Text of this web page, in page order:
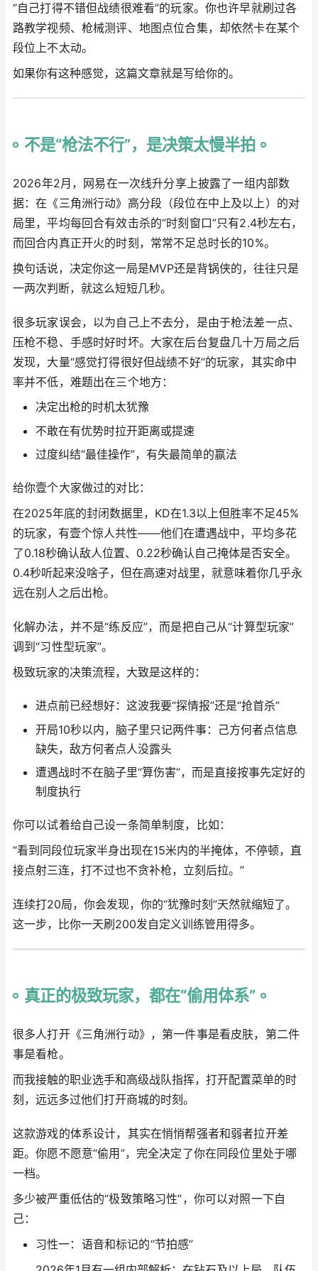
“自己打得不错但战绩很难看”的玩家。你也许早就刷过各
路教学视频、枪械测评、地图点位合集，却依然卡在某个
段位上不太动。
如果你有这种感觉，这篇文章就是写给你的。
不是“枪法不行”，是决策太慢半拍
2026年2月，网易在一次线升分享上披露了一组内部数
据：在《三角洲行动》高分段（段位在中上及以上）的对
局里，平均每回合有效击杀的“时刻窗口”只有2.4秒左右，
而回合内真正开火的时刻，常常不足总时长的10%。
换句话说，决定你这一局是MVP还是背锅侠的，往往只是
一两次判断，就这么短短几秒。
很多玩家误会，以为自己上不去分，是由于枪法差一点、
压枪不稳、手感时好时坏。大家在后台复盘几十万局之后
发现，大量“感觉打得很好但战绩不好”的玩家，其实命中
率并不低，难题出在三个地方：
决定出枪的时机太犹豫
不敢在有优势时拉开距离或提速
过度纠结“最佳操作”，有失最简单的赢法
给你壹个大家做过的对比：
在2025年底的封闭数据里，KD在1.3以上但胜率不足45%
的玩家，有壹个惊人共性——他们在遭遇战中，平均多花
了0.18秒确认敌人位置、0.22秒确认自己掩体是否安全。
0.4秒听起来没啥子，但在高速对战里，就意味着你几乎永
远在别人之后出枪。
化解办法，并不是“练反应”，而是把自己从“计算型玩家”
调到“习性型玩家”。
极致玩家的决策流程，大致是这样的：
进点前已经想好：这波我要“探情报”还是“抢首杀”
开局10秒以内，脑子里只记两件事：己方何者点信息
缺失，敌方何者点人没露头
遭遇战时不在脑子里“算伤害”，而是直接按事先定好的
制度执行
你可以试着给自己设一条简单制度，比如：
“看到同段位玩家半身出现在15米内的半掩体，不停顿，直
接点射三连，打不过也不贪补枪，立刻后拉。”
连续打20局，你会发现，你的“犹豫时刻”天然就缩短了。
这一步，比你一天刷200发自定义训练管用得多。
真正的极致玩家，都在“偷用体系”
很多人打开《三角洲行动》，第一件事是看皮肤，第二件
事是看枪。
而我接触的职业选手和高级战队指挥，打开配置菜单的时
刻，远远多过他们打开商城的时刻。
这款游戏的体系设计，其实在悄悄帮强者和弱者拉开差
距。你愿不愿意“偷用”，完全决定了你在同段位里处于哪
一档。
多少被严重低估的“极致策略习性”，你可以对照一下自
己：
习性一：语音和标记的“节拍感”